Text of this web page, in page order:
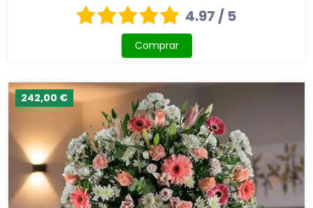
4.97 / 5
Comprar
242,00 €